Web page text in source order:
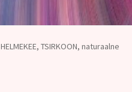
HELMEKEE, TSIRKOON, naturaalne